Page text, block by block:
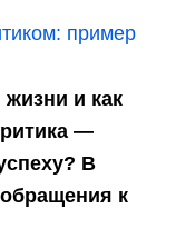
пример
и как
—
В
к